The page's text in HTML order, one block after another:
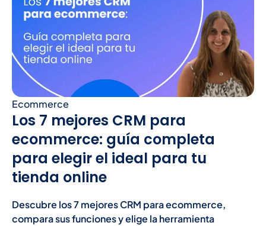
Ecommerce
Los 7 mejores CRM para
ecommerce: guía completa
para elegir el ideal para tu
tienda online
Descubre los 7 mejores CRM para ecommerce,
compara sus funciones y elige la herramienta